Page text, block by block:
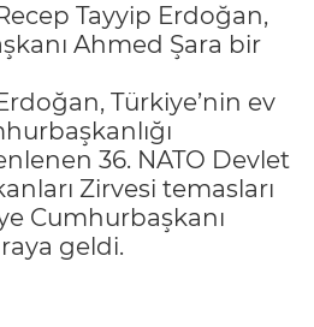
Tayyip Erdoğan,
Ahmed Şara bir
Türkiye’nin ev
36. NATO Devlet
Zirvesi temasları
Cumhurbaşkanı
geldi.